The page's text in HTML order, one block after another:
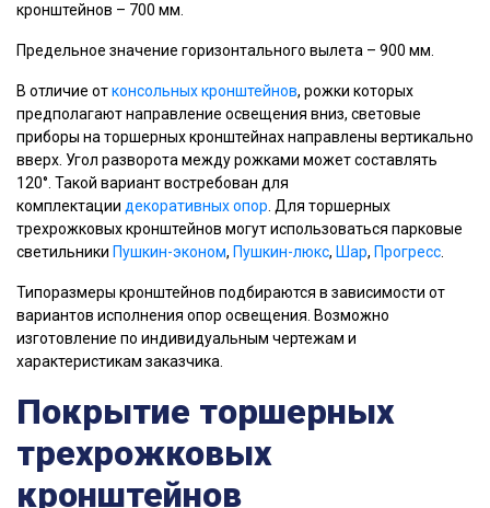
кронштейнов – 700 мм.
Предельное значение горизонтального вылета – 900 мм.
В отличие отконсольных кронштейнов, рожки которых
предполагают направление освещения вниз, световые
приборы на торшерных кронштейнах направлены вертикально
вверх. Угол разворота между рожками может составлять
120°. Такой вариант востребован для
комплектации декоративных опор . Для торшерных
трехрожковых кронштейнов могут использоваться парковые
светильники Пушкин-эконом, Пушкин-люкс, Шар, Прогресс
Типоразмеры кронштейнов подбираются в зависимости от
вариантов исполнения опор освещения. Возможно
изготовление по индивидуальным чертежам и
характеристикам заказчика.
Покрытие торшерных
трехрожковых
кронштейнов